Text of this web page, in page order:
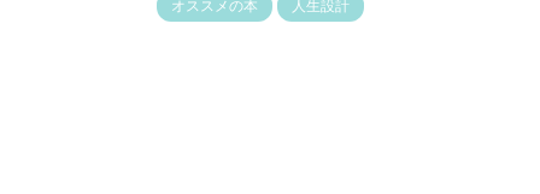
オススメの本 人生設計